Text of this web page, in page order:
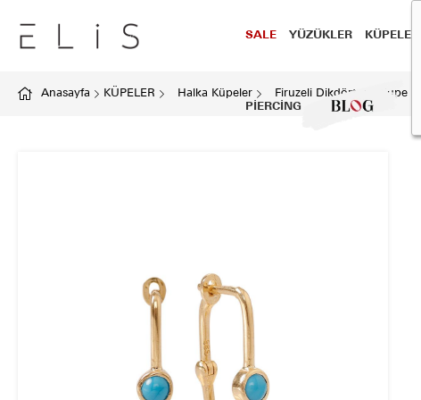
SALE YÜZÜKLER KÜPELER
PİERCİNG BLOG
Anasayfa KÜPELER Halka Küpeler Firuzeli Dikdörtgen Küpe